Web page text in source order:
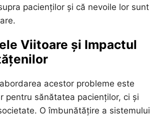
pacienților și că nevoile lor sunt
Viitoare și Impactul
acestor probleme este
pentru sănătatea pacienților, ci și
O îmbunătățire a sistemului